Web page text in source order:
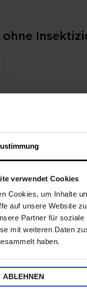
verwendet Cookies
Cookies, um Inhalte
auf unsere Website
Partner für
mit weiteren Daten
haben.
ABLEHNEN
Polti Cimex
Vorrichtung zur